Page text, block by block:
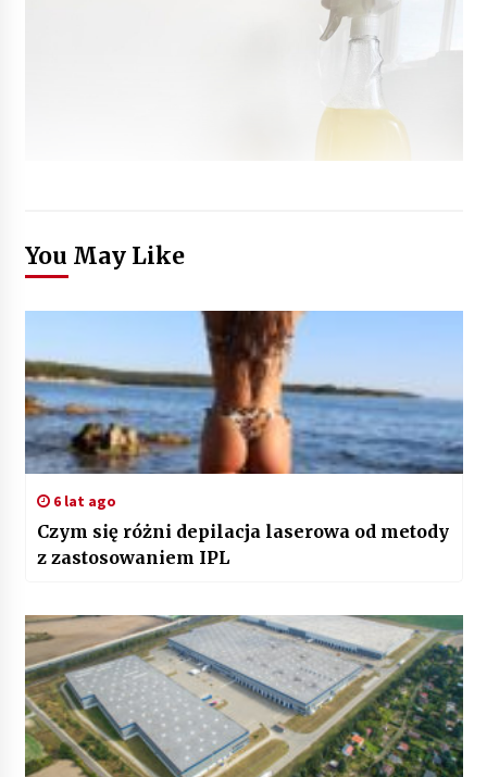
You May Like
6 lat ago
Czym się różni depilacja laserowa od metody
z zastosowaniem IPL